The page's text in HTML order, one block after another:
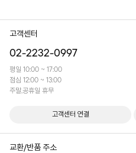
고객센터
02-2232-0997
평일 10:00 ~ 17:00
점심 12:00 ~ 13:00
주말,공휴일 휴무
고객센터 연결
교환/반품 주소